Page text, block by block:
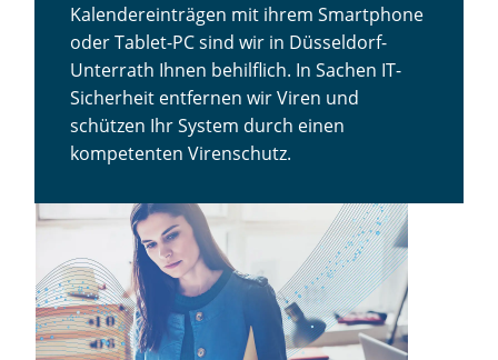
Kalendereinträgen mit ihrem Smartphone
oder Tablet-PC sind wir in Düsseldorf-
Unterrath Ihnen behilflich. In Sachen IT-
Sicherheit entfernen wir Viren und
schützen Ihr System durch einen
kompetenten Virenschutz.